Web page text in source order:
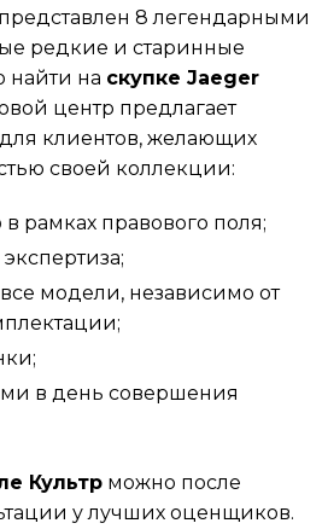
8 легендарными
редкие и старинные
найти на скупке Jaeger
центр предлагает
клиентов, желающих
своей коллекции:
рамках правового поля;
модели, независимо от
в день совершения
Культр можно после
у лучших оценщиков.